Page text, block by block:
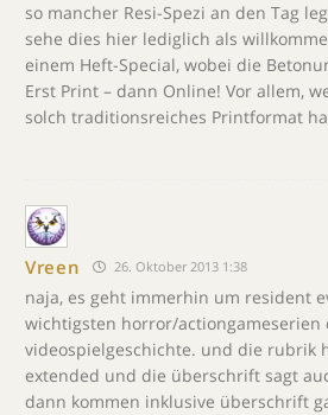
so mancher Resi-Spezi an den Tag
sehe dies hier lediglich als
einem Heft-Special, wobei die
Erst Print – dann Online! Vor allem,
solch traditionsreiches Printformat
Vreen 26. Oktober 2013 1:38
naja, es geht immerhin um resident
wichtigsten horror/actiongameserien
videospielgeschichte. und die rubrik
extended und die überschrift sagt
dann kommen inklusive überschrift